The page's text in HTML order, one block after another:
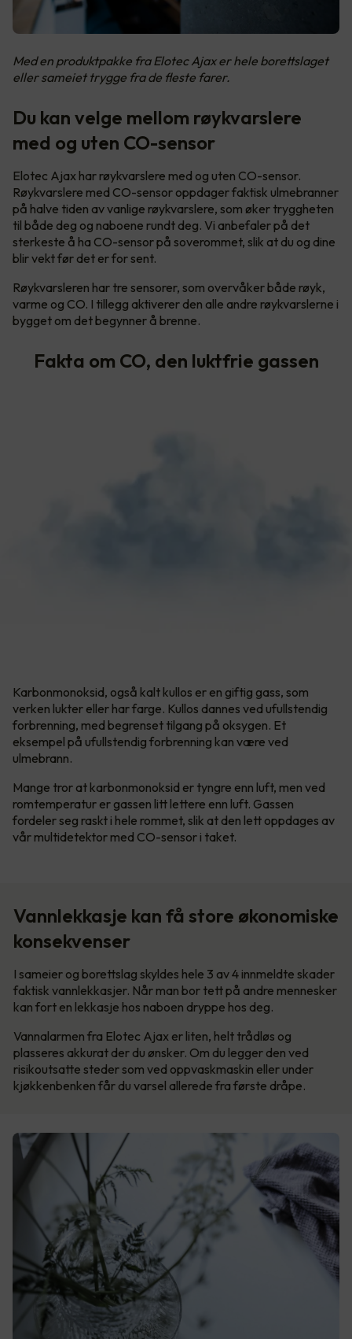
Med en produktpakke fra Elotec Ajax er hele borettslaget
eller sameiet trygge fra de fleste farer.
Du kan velge mellom røykvarslere
med og uten CO-sensor
Elotec Ajax har røykvarslere med og uten CO-sensor.
Røykvarslere med CO-sensor oppdager faktisk ulmebranner
på halve tiden av vanlige røykvarslere, som øker tryggheten
til både deg og naboene rundt deg. Vi anbefaler på det
sterkeste å ha CO-sensor på soverommet, slik at du og dine
blir vekt før det er for sent.
Røykvarsleren har tre sensorer, som overvåker både røyk,
varme og CO. I tillegg aktiverer den alle andre røykvarslerne i
bygget om det begynner å brenne.
Fakta om CO, den luktfrie gassen
Karbonmonoksid, også kalt kullos er en giftig gass, som
verken lukter eller har farge. Kullos dannes ved ufullstendig
forbrenning, med begrenset tilgang på oksygen. Et
eksempel på ufullstendig forbrenning kan være ved
ulmebrann.
Mange tror at karbonmonoksid er tyngre enn luft, men ved
romtemperatur er gassen litt lettere enn luft. Gassen
fordeler seg raskt i hele rommet, slik at den lett oppdages av
vår multidetektor med CO-sensor i taket.
Vannlekkasje kan få store økonomiske
konsekvenser
I sameier og borettslag skyldes hele 3 av 4 innmeldte skader
faktisk vannlekkasjer. Når man bor tett på andre mennesker
kan fort en lekkasje hos naboen dryppe hos deg.
Vannalarmen fra Elotec Ajax er liten, helt trådløs og
plasseres akkurat der du ønsker. Om du legger den ved
risikoutsatte steder som ved oppvaskmaskin eller under
kjøkkenbenken får du varsel allerede fra første dråpe.